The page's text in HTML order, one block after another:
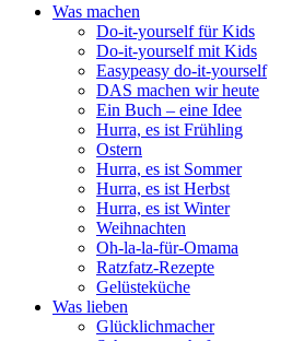
Was machen
Do-it-yourself für Kids
Do-it-yourself mit Kids
Easypeasy do-it-yourself
DAS machen wir heute
Ein Buch – eine Idee
Hurra, es ist Frühling
Ostern
Hurra, es ist Sommer
Hurra, es ist Herbst
Hurra, es ist Winter
Weihnachten
Oh-la-la-für-Omama
Ratzfatz-Rezepte
Gelüsteküche
Was lieben
Glücklichmacher